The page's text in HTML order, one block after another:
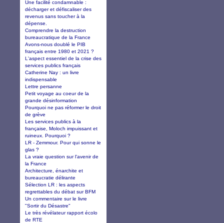
Une facilité condamnable :
décharger et défiscaliser des
revenus sans toucher à la
dépense.
Comprendre la destruction
bureaucratique de la France
Avons-nous doublé le PIB
français entre 1980 et 2021 ?
L'aspect essentiel de la crise des
services publics français
Catherine Nay : un livre
indispensable
Lettre persanne
Petit voyage au coeur de la
grande désinformation
Pourquoi ne pas réformer le droit
de grève
Les services publics à la
française, Moloch impuissant et
ruineux. Pourquoi ?
LR - Zemmour. Pour qui sonne le
glas ?
La vraie question sur l'avenir de
la France
Architecture, énarchite et
bureaucratie délirante
Sélection LR : les aspects
regrettables du débat sur BFM
Un commentaire sur le livre
"Sortir du Désastre"
Le très révélateur rapport écolo
de RTE